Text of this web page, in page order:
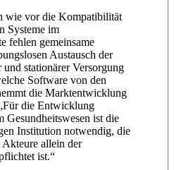
wie vor die Kompatibilität
Systeme im
fehlen gemeinsame
Austausch der
stationärer Versorgung
Software von den
die Marktentwicklung
die Entwicklung
Gesundheitswesen ist die
Institution notwendig, die
allein der
ist.“